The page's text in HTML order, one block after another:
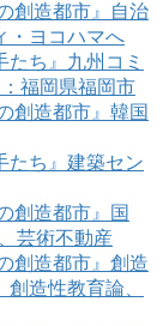
創造都市』自治
・ヨコハマへ
ち』九州コミ
福岡県福岡市
創造都市』韓国
たち』建築セン
創造都市』国
芸術不動産
創造都市』創造
造性教育論、